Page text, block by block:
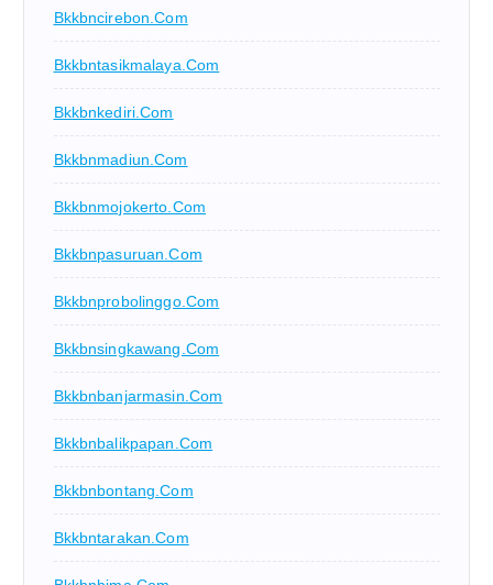
Bkkbncirebon.com
Bkkbntasikmalaya.com
Bkkbnkediri.com
Bkkbnmadiun.com
Bkkbnmojokerto.com
Bkkbnpasuruan.com
Bkkbnprobolinggo.com
Bkkbnsingkawang.com
Bkkbnbanjarmasin.com
Bkkbnbalikpapan.com
Bkkbnbontang.com
Bkkbntarakan.com